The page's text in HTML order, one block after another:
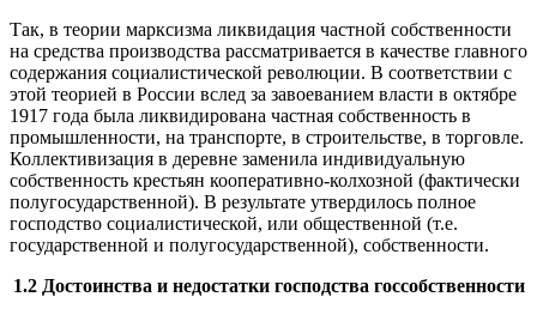
Так, в теории марксизма ликвидация частной собственности
на средства производства рассматривается в качестве главного
содержания социалистической революции. В соответствии с
этой теорией в России вслед за завоеванием власти в октябре
1917 года была ликвидирована частная собственность в
промышленности, на транспорте, в строительстве, в торговле.
Коллективизация в деревне заменила индивидуальную
собственность крестьян кооперативно-колхозной (фактически
полугосударственной). В результате утвердилось полное
господство социалистической, или общественной (т.е.
государственной и полугосударственной), собственности.
1.2 Достоинства и недостатки господства госсобственности